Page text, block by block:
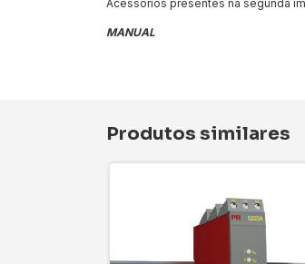
Acessórios presentes na segunda
MANUAL
Produtos similares